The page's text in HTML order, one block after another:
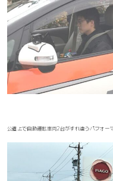
公道上で自動運転車両2台がすれ違うパフォー